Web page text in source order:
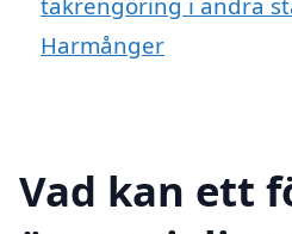
Harmånger
Vad kan ett